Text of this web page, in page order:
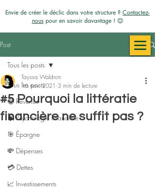
Envie de créer le déclic dans votre structure ? Contactez-
nouspour en savoir davantage ! 😊
Post
Tous les posts
🤑 Revenus
🧠 Psychologie financière
🎯 Épargne
💸 Dépenses
💳​ Dettes
📈 Investissements
Tous les posts
#5 Pourquoi la littératie
financière ne suffit pas ?
Tayssa Waldron
16 nov. 2021 3 min de lecture